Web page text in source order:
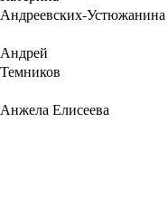
Андреевских-Устюжанина
Андрей
Темников
Анжела Елисеева